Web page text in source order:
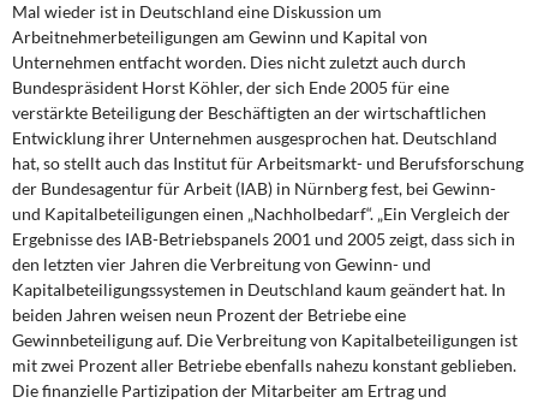
Institut Solidarische Moderne
Rosa-Luxemburg-Stiftung
Über mich
Kontakt
Mal wieder ist in Deutschland eine Diskussion um
Arbeitnehmerbeteiligungen am Gewinn und Kapital von
Unternehmen entfacht worden. Dies nicht zuletzt auch durch
Bundespräsident Horst Köhler, der sich Ende 2005 für eine
verstärkte Beteiligung der Beschäftigten an der wirtschaftlichen
Entwicklung ihrer Unternehmen ausgesprochen hat. Deutschland
hat, so stellt auch das Institut für Arbeitsmarkt- und Berufsforschung
der Bundesagentur für Arbeit (IAB) in Nürnberg fest, bei Gewinn-
und Kapitalbeteiligungen einen „Nachholbedarf“. „Ein Vergleich der
Ergebnisse des IAB-Betriebspanels 2001 und 2005 zeigt, dass sich in
den letzten vier Jahren die Verbreitung von Gewinn- und
Kapitalbeteiligungssystemen in Deutschland kaum geändert hat. In
beiden Jahren weisen neun Prozent der Betriebe eine
Gewinnbeteiligungauf. Die Verbreitung von Kapitalbeteiligungen ist
mit zwei Prozent aller Betriebe ebenfalls nahezu konstant geblieben.
Die finanzielle Partizipation der Mitarbeiter am Ertrag und